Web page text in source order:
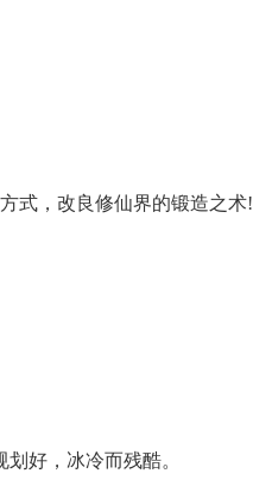
式，改良修仙界的锻造之术!
好，冰冷而残酷。